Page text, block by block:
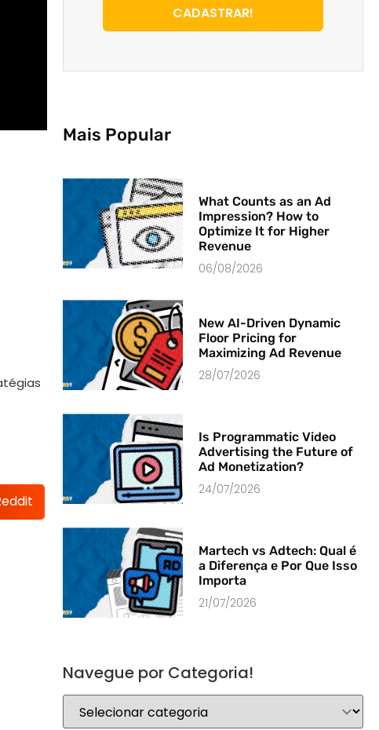
CADASTRAR!
Mais Popular
What Counts as an Ad
Impression? How to
Optimize It for Higher
Revenue
06/08/2026
New AI-Driven Dynamic
Floor Pricing for
Maximizing Ad Revenue
28/07/2026
Is Programmatic Video
Advertising the Future of
Ad Monetization?
24/07/2026
Martech vs Adtech: Qual é
a Diferença e Por Que Isso
Importa
21/07/2026
Navegue por Categoria!